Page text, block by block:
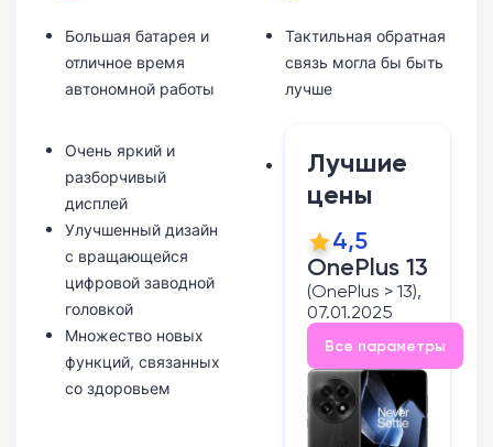
Большая батарея и
отличное время
автономной работы
Очень яркий и
разборчивый
дисплей
Улучшенный дизайн
с вращающейся
цифровой заводной
головкой
Множество новых
функций, связанных
со здоровьем
Тактильная обратная
связь могла бы быть
лучше
Лучшие
цены
4,5
OnePlus 13
(OnePlus > 13),
07.01.2025
Все параметры